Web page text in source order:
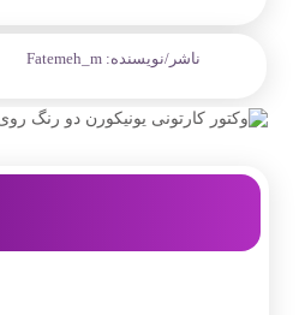
ناشر/نویسنده: Fatemeh_m